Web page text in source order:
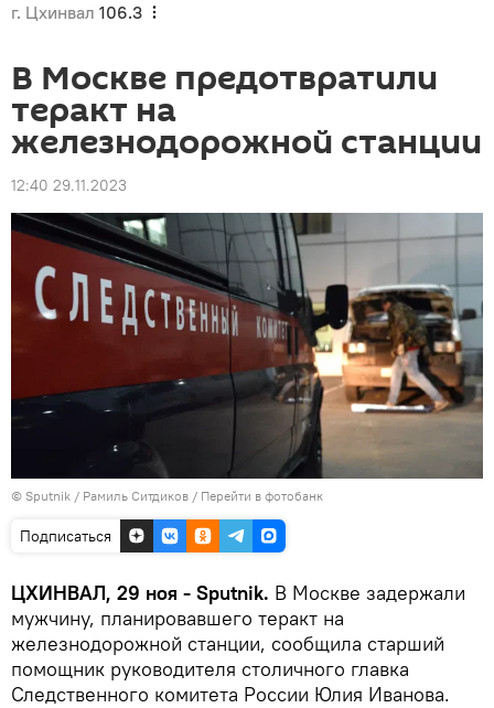
г. Цхинвал 106.3
В Москве предотвратили
теракт на
железнодорожной станции
12:40 29.11.2023
© Sputnik / Рамиль Ситдиков / Перейти в фотобанк
Подписаться
ЦХИНВАЛ, 29 ноя - Sputnik. В Москве задержали
мужчину, планировавшего теракт на
железнодорожной станции, сообщила старший
помощник руководителя столичного главка
Следственного комитета России Юлия Иванова.